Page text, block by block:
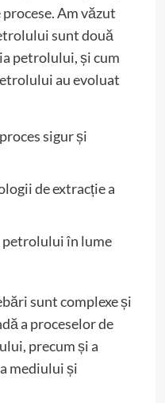
Am văzut
sunt două
petrolului, și cum
au evoluat
sigur și
de extracție a
petrolului în lume
sunt complexe și
a proceselor de
precum și a
mediului și